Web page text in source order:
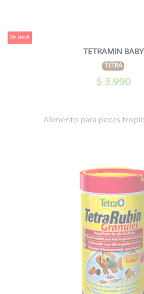
Sin stock
TETRAMIN BABY
TETRA
$ 3.990
Alimento para peces